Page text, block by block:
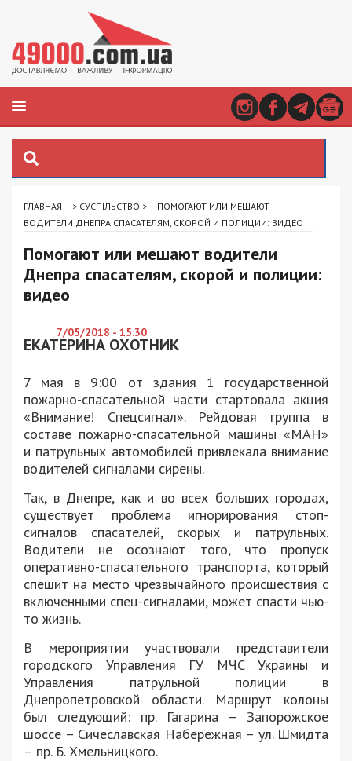
ГЛАВНАЯ > СУСПІЛЬСТВО >
ПОМОГАЮТ ИЛИ МЕШАЮТ
ВОДИТЕЛИ ДНЕПРА СПАСАТЕЛЯМ, СКОРОЙ И ПОЛИЦИИ: ВИДЕО
Помогают или мешают водители
Днепра спасателям, скорой и полиции:
видео
7/05/2018 - 15:30
ЕКАТЕРИНА ОХОТНИК
7 мая в 9:00 от здания 1 государственной
пожарно-спасательной части стартовала акция
«Внимание! Спецсигнал». Рейдовая группа в
составе пожарно-спасательной машины «МАН»
и патрульных автомобилей привлекала внимание
водителей сигналами сирены.
Так, в Днепре, как и во всех больших городах,
существует проблема игнорирования стоп-
сигналов спасателей, скорых и патрульных.
Водители не осознают того, что пропуск
оперативно-спасательного транспорта, который
спешит на место чрезвычайного происшествия с
включенными спец-сигналами, может спасти чью-
то жизнь.
В мероприятии участвовали представители
городского Управления ГУ МЧС Украины и
Управления патрульной полиции в
Днепропетровской области. Маршрут колоны
был следующий: пр. Гагарина – Запорожское
шоссе – Сичеславская Набережная – ул. Шмидта
– пр. Б. Хмельницкого.